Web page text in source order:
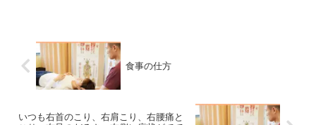
食事の仕方
いつも右首のこり、右肩こり、右腰痛と